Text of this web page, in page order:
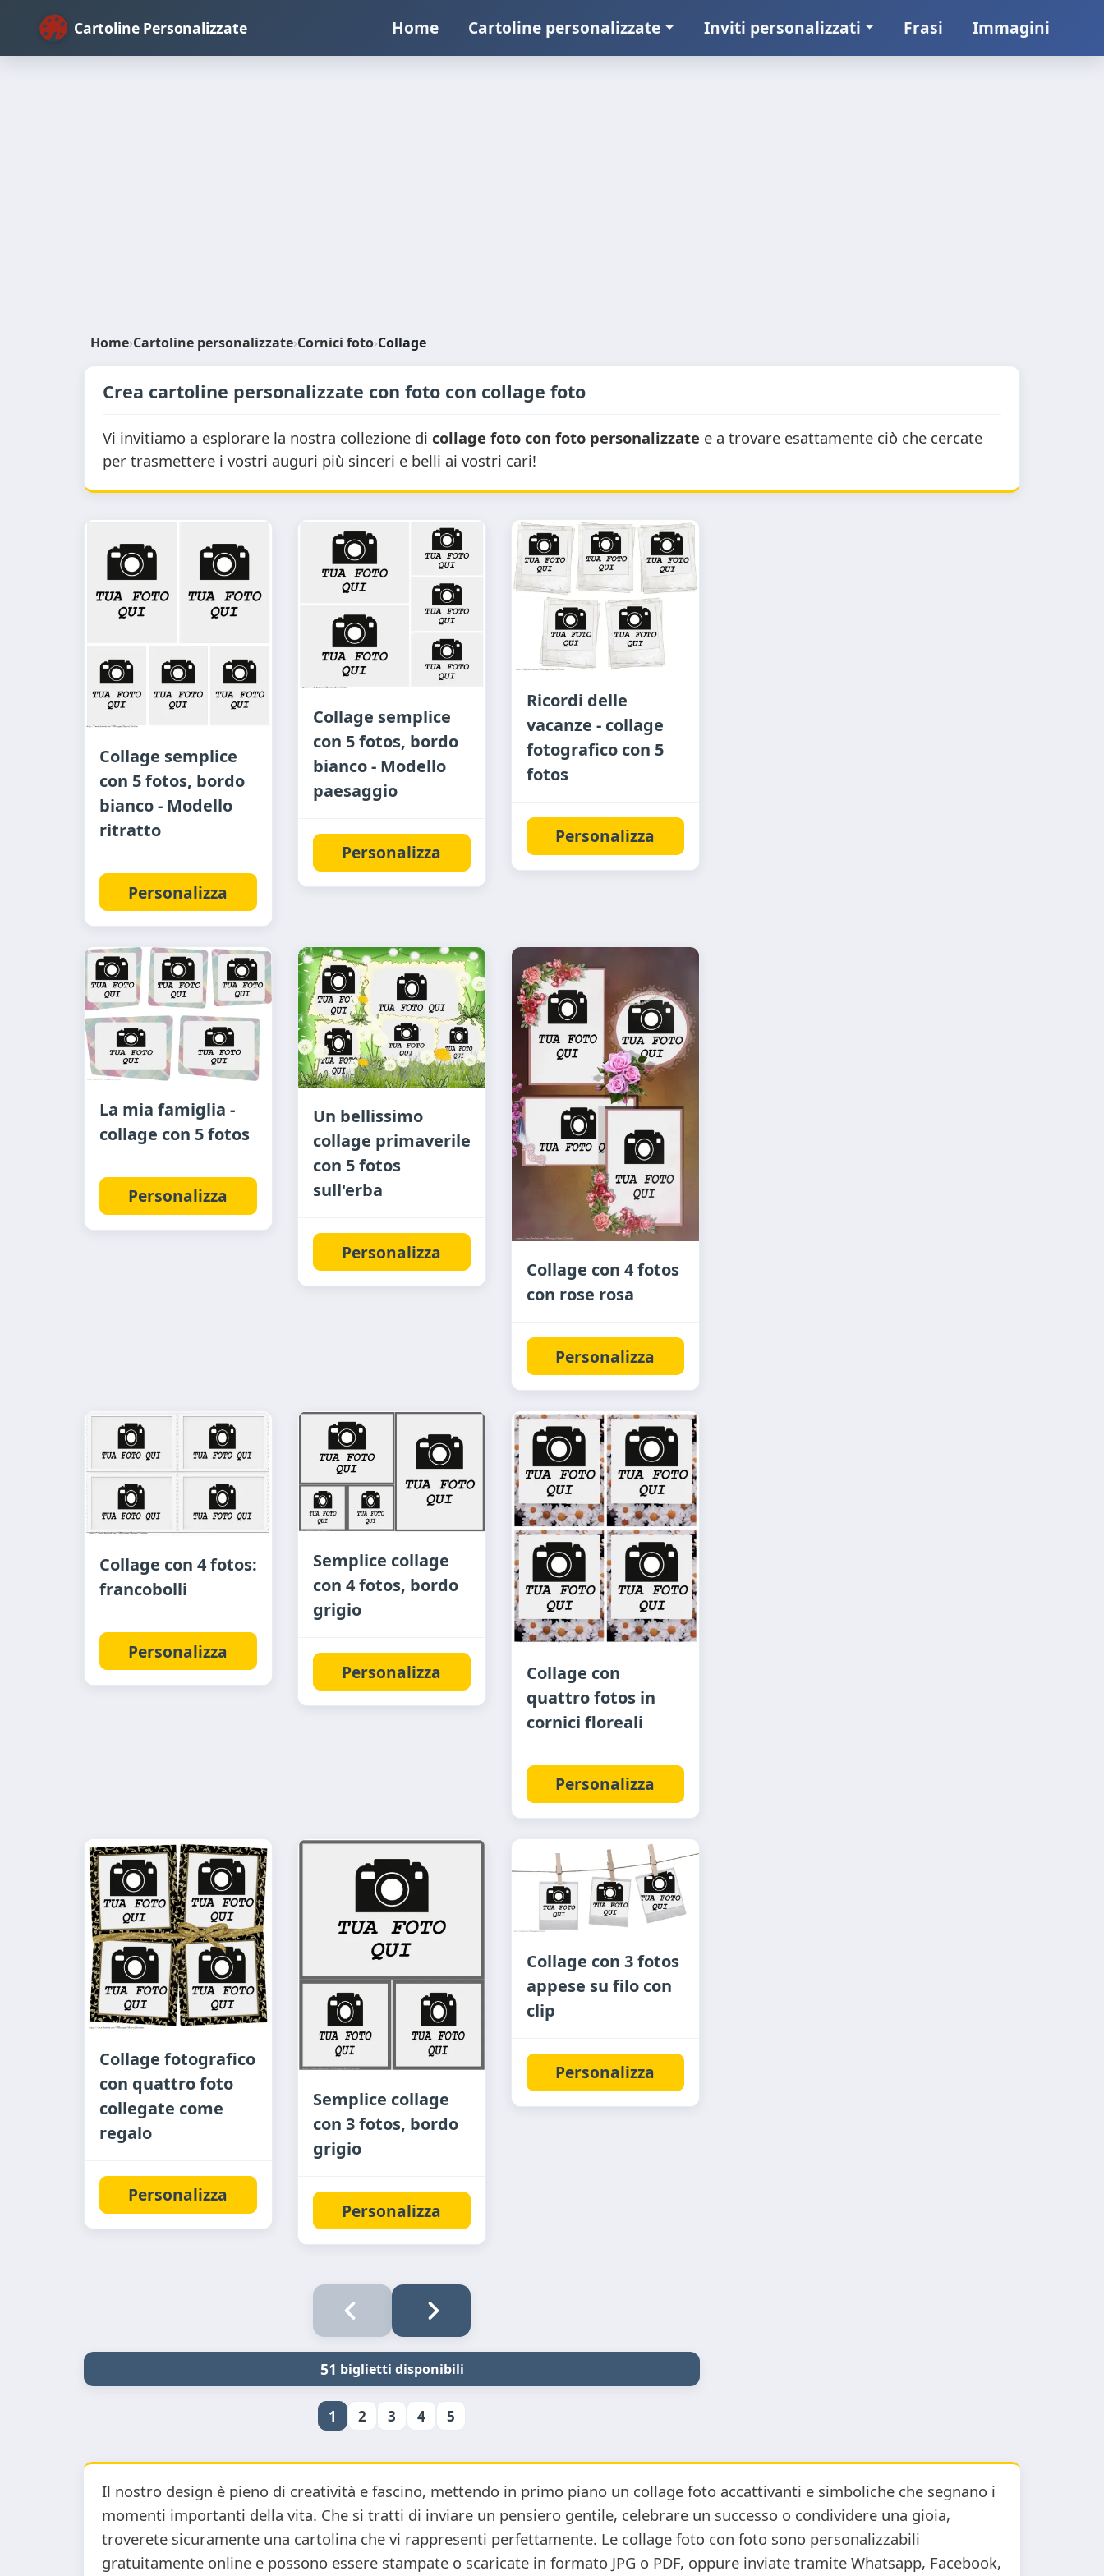
Cartoline Personalizzate Home Cartoline personalizzate Inviti personalizzati Frasi Immagini
Home›Cartoline personalizzate›Cornici foto›Collage
Crea cartoline personalizzate con foto con collage foto
Vi invitiamo a esplorare la nostra collezione di collage foto con foto personalizzate e a trovare esattamente ciò che cercate
per trasmettere i vostri auguri più sinceri e belli ai vostri cari!
Collage semplice
con 5 fotos, bordo
bianco - Modello
ritratto
Personalizza
Collage semplice
con 5 fotos, bordo
bianco - Modello
paesaggio
Personalizza
Ricordi delle
vacanze - collage
fotografico con 5
fotos
Personalizza
La mia famiglia -
collage con 5 fotos
Personalizza
Un bellissimo
collage primaverile
con 5 fotos
sull'erba
Personalizza
Collage con 4 fotos
con rose rosa
Personalizza
Collage con 4 fotos:
francobolli
Personalizza
Semplice collage
con 4 fotos, bordo
grigio
Personalizza
Collage con
quattro fotos in
cornici floreali
Personalizza
Collage fotografico
con quattro foto
collegate come
regalo
Personalizza
Semplice collage
con 3 fotos, bordo
grigio
Personalizza
Collage con 3 fotos
appese su filo con
clip
Personalizza
51 biglietti disponibili
1 2 3 4 5
Il nostro design è pieno di creatività e fascino, mettendo in primo piano un collage foto accattivanti e simboliche che segnano i
momenti importanti della vita. Che si tratti di inviare un pensiero gentile, celebrare un successo o condividere una gioia,
troverete sicuramente una cartolina che vi rappresenti perfettamente. Le collage foto con foto sono personalizzabili
gratuitamente online e possono essere stampate o scaricate in formato JPG o PDF, oppure inviate tramite Whatsapp, Facebook,